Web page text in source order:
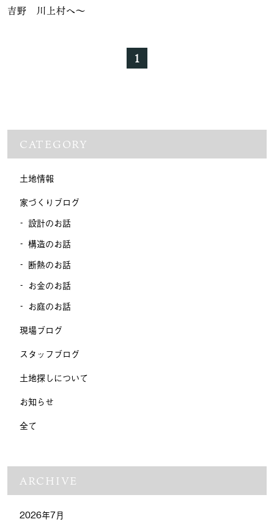
吉野 川上村へ～
1
CATEGORY
土地情報
家づくりブログ
設計のお話
構造のお話
断熱のお話
お金のお話
お庭のお話
現場ブログ
スタッフブログ
土地探しについて
お知らせ
全て
ARCHIVE
2026年7月